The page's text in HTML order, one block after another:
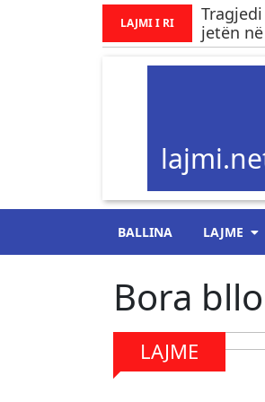
LAJMI I RI
jetën
BALLINA LAJME
Bora
LAJME